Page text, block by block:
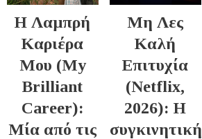
Η Λαμπρή
Καριέρα
Μου (My
Brilliant
Career):
Μία από τις
Μη Λες
Καλή
Επιτυχία
(Netflix,
2026): Η
συγκινητική